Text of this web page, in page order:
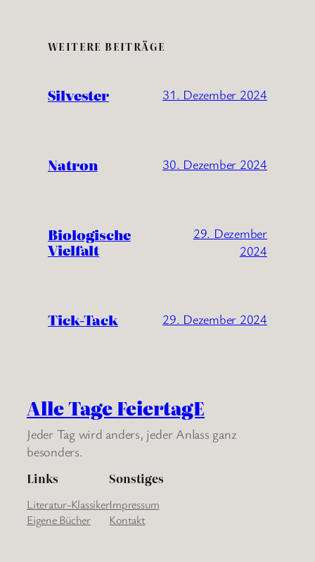
WEITERE BEITRÄGE
Silvester 31. Dezember 2024
Natron 30. Dezember 2024
Biologische
Vielfalt
29. Dezember
2024
Tick-Tack 29. Dezember 2024
Alle Tage FeiertagE
Jeder Tag wird anders, jeder Anlass ganz
besonders.
Links
Literatur-Klassiker
Eigene Bücher
Sonstiges
Impressum
Kontakt